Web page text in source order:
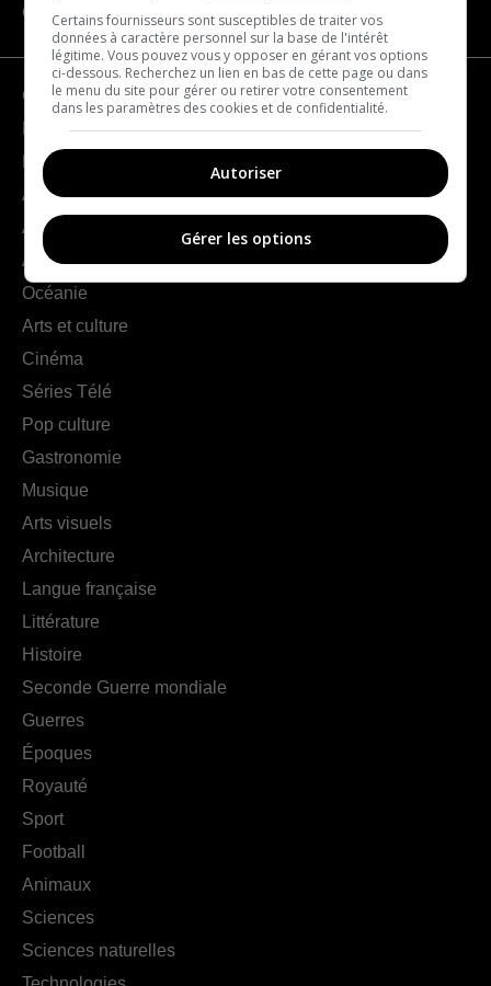
CATÉGORIES
Géographie
France
Europe
Amériques
Asie
Afrique
Océanie
Arts et culture
Cinéma
Séries Télé
Pop culture
Gastronomie
Musique
Arts visuels
Architecture
Langue française
Littérature
Histoire
Seconde Guerre mondiale
Guerres
Époques
Royauté
Sport
Football
Animaux
Sciences
Sciences naturelles
Certains fournisseurs sont susceptibles de traiter vos
données à caractère personnel sur la base de l'intérêt
légitime. Vous pouvez vous y opposer en gérant vos options
ci-dessous. Recherchez un lien en bas de cette page ou dans
le menu du site pour gérer ou retirer votre consentement
dans les paramètres des cookies et de confidentialité.
Autoriser
Gérer les options